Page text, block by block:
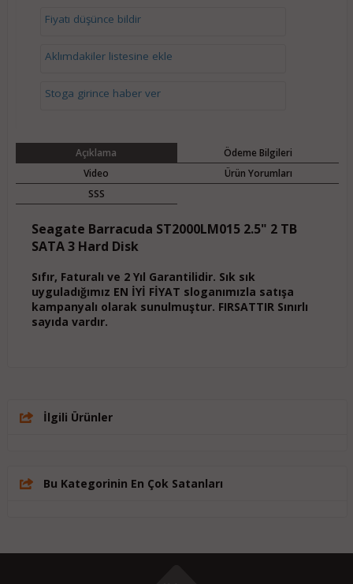
Fiyatı düşünce bildir
Aklımdakiler listesine ekle
Stoga girince haber ver
Açıklama
Ödeme Bilgileri
Video
Ürün Yorumları
SSS
Seagate Barracuda ST2000LM015 2.5" 2 TB
SATA 3 Hard Disk
Sıfır, Faturalı ve 2 Yıl Garantilidir. Sık sık
uyguladığımız EN İYİ FİYAT sloganımızla satışa
kampanyalı olarak sunulmuştur. FIRSATTIR Sınırlı
sayıda vardır.
İlgili Ürünler
Bu Kategorinin En Çok Satanları